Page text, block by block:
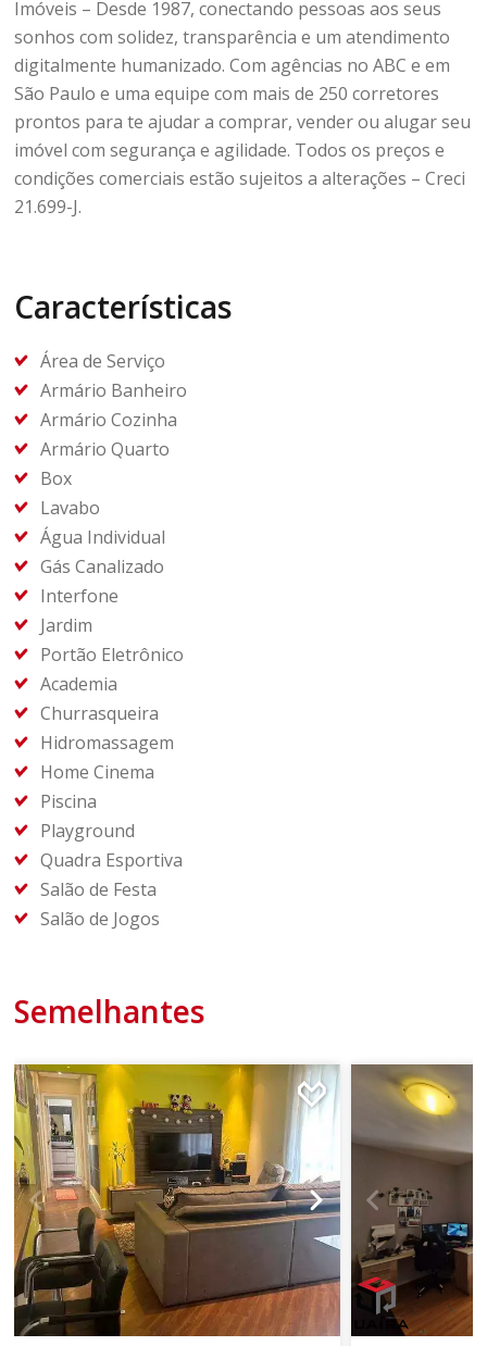
Imóveis – Desde 1987, conectando pessoas aos seus
sonhos com solidez, transparência e um atendimento
digitalmente humanizado. Com agências no ABC e em
São Paulo e uma equipe com mais de 250 corretores
prontos para te ajudar a comprar, vender ou alugar seu
imóvel com segurança e agilidade. Todos os preços e
condições comerciais estão sujeitos a alterações – Creci
21.699-J.
Características
Área de Serviço
Armário Banheiro
Armário Cozinha
Armário Quarto
Box
Lavabo
Água Individual
Gás Canalizado
Interfone
Jardim
Portão Eletrônico
Academia
Churrasqueira
Hidromassagem
Home Cinema
Piscina
Playground
Quadra Esportiva
Salão de Festa
Salão de Jogos
Semelhantes